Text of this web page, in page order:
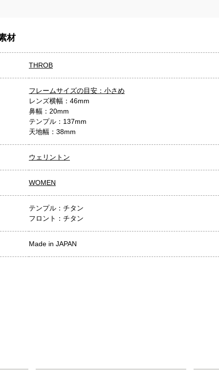
材
THROB
フレームサイズの目安：小さめ
レンズ横幅：46mm
鼻幅：20mm
テンプル：137mm
天地幅：38mm
ウェリントン
WOMEN
テンプル：チタン
フロント：チタン
Made in JAPAN